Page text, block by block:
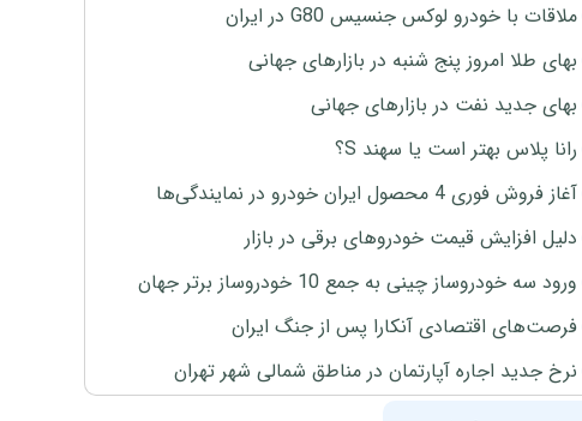
ملاقات با خودرو لوکس جنسیس G80 در ایران
بهای طلا امروز پنج شنبه در بازارهای جهانی
بهای جدید نفت در بازارهای جهانی
رانا پلاس بهتر است یا سهند S؟
آغاز فروش فوری 4 محصول ایران خودرو در نمایندگی‌ها
دلیل افزایش قیمت خودروهای برقی در بازار
ورود سه خودروساز چینی به جمع 10 خودروساز برتر جهان
فرصت‌های اقتصادی آنکارا پس از جنگ ایران
نرخ جدید اجاره آپارتمان در مناطق شمالی شهر تهران